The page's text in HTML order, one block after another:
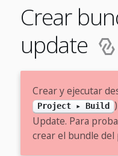
Crear
update
Crear y ejecutar
Project ▸ Build
Update. Para
crear el bundle del